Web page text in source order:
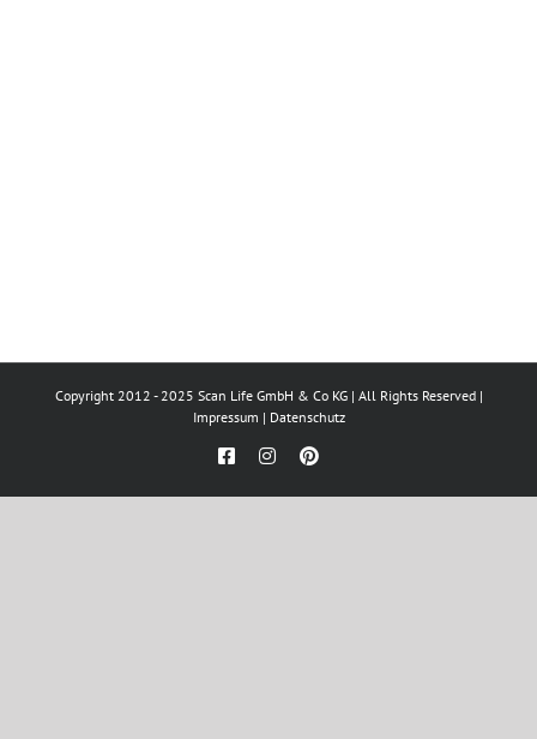
Copyright 2012 - 2025 Scan Life GmbH & Co KG | All Rights Reserved |
Impressum | Datenschutz
FacebookInstagramPinterest